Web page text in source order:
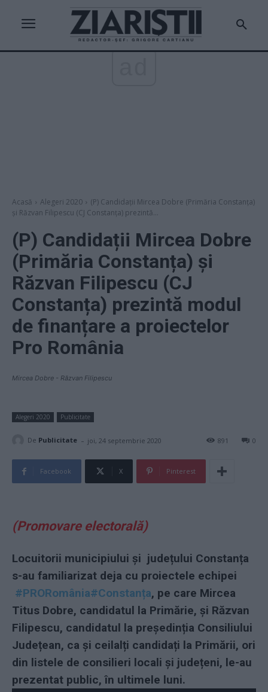
Acasă Alegeri 2020
(P) Candidații Mircea Dobre (Primăria Constanța)
și Răzvan Filipescu (CJ Constanța) prezintă...
(P) Candidații Mircea Dobre
(Primăria Constanța) și
Răzvan Filipescu (CJ
Constanța) prezintă modul
de finanțare a proiectelor
Pro România
Mircea Dobre - Răzvan Filipescu
Alegeri 2020 Publicitate
De Publicitate - joi, 24 septembrie 2020 0
891
Facebook X Pinterest
(Promovare electorală)
Locuitorii municipiului și județului Constanța
s-au familiarizat deja cu proiectele echipei
#PRORomânia#Constanța, pe care Mircea
Titus Dobre, candidatul la Primărie, și Răzvan
Filipescu, candidatul la președinția Consiliului
Județean, ca și ceilalți candidați la Primării, ori
din listele de consilieri locali și județeni, le-au
prezentat public, în ultimele luni.